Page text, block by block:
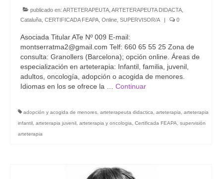
publicado en: ARTETERAPEUTA ARTETERAPEUTA DIDACTA
Cataluña CERTIFICADA FEAPA Online SUPERVISOR/A | 0
Asociada Titular ATe Nº 009 E-mail:
montserratma2@gmail.com Telf: 660 65 55 25 Zona de
consulta: Granollers (Barcelona); opción online. Áreas de
especialización en arteterapia: Infantil, familia, juvenil,
adultos, oncología, adopción o acogida de menores.
Idiomas en los se ofrece la … Continuar
adopción y acogida de menores arteterapeuta didactica arteterapia
arteterapia
infantil arteterapia juvenil arteterapia y oncologia Certificada FEAPA
supervisión
arteterapia